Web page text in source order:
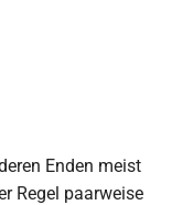
Enden meist
Regel paarweise